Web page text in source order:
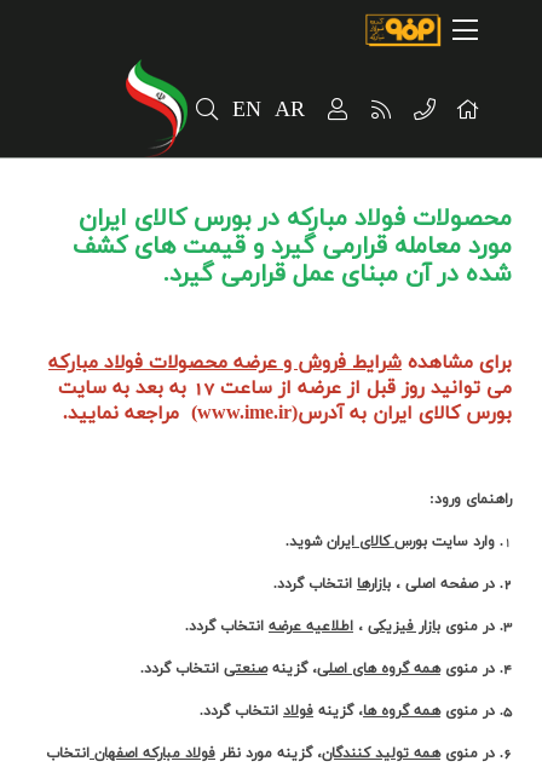
AR
EN
مسیر ماندگار
فروش و مشتریان
ارتباطات و توسعه برند سازمانی
پروژه های سرمایه گذاری
محصولات فولاد مبارکه در بورس کالای ایران
مورد معامله قرارمی گیرد و قیمت های کشف
شده در آن مبنای عمل قرارمی گیرد.
برای مشاهده شرایط فروش و عرضه محصولات فولاد مبارکه
می توانید روز قبل از عرضه از ساعت 17 به بعد به سایت
بورس کالای ایران به آدرس(www.ime.ir) مراجعه نمایید.
راهنمای ورود:
1. وارد سایت بورس کالای ایرانشوید.
2. در صفحه اصلی ، بازارها انتخاب گردد.
3. در منوی بازار فیزیکی ، اطلاعیه عرضه انتخاب گردد.
4. در منوی همه گروه های اصلی، گزینهصنعتی انتخاب گردد.
5. در منوی همه گروه ها، گزینه فولاد انتخاب گردد.
6. در منوی همه تولید کنندگان، گزینه مورد نظر فولاد مبارکه اصفهانانتخاب